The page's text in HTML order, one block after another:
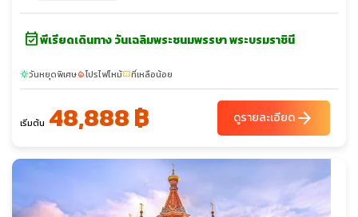
event_availableพีเรียดเดินทาง วันเฉลิมพระชนมพรรษา พระบรมราชินี
sunnyวันหยุดพิเศษlocal_fire_departmentโปรไฟไหม้confirmation_numberที่เหลือน้อย
เริ่มต้น 48,888 ฿ ดูรายละเอียดarrow_forward